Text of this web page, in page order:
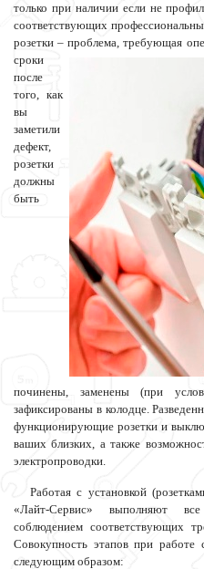
только при наличии если не
соответствующих
розетки – проблема, требующая
сроки
после
того, как
вы
заметили
дефект,
розетки
должны
быть
починены, заменены (при
зафиксированы в колодце.
функционирующие розетки и
ваших близких, а также
электропроводки.
Работая с установкой
«Лайт-Сервис» выполняют
соблюдением соответствующих
Совокупность этапов при работе
следующим образом: